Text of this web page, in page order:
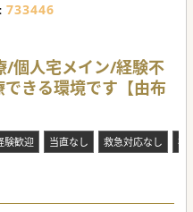
733446
/個人宅メイン/経験不
きる環境です【由布
験歓迎 当直なし 救急対応なし 複